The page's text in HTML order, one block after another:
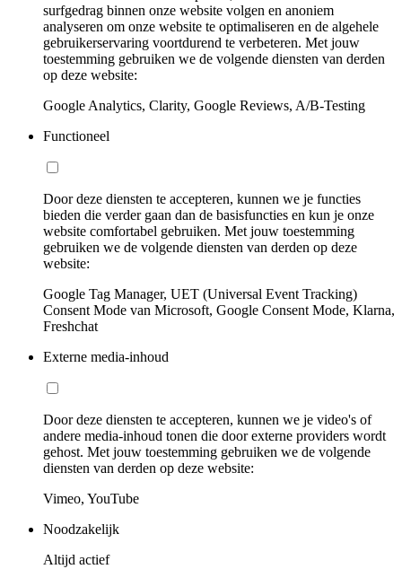
surfgedrag binnen onze website volgen en anoniem
analyseren om onze website te optimaliseren en de algehele
gebruikerservaring voortdurend te verbeteren. Met jouw
toestemming gebruiken we de volgende diensten van derden
op deze website:
Google Analytics, Clarity, Google Reviews, A/B-Testing
Functioneel
Door deze diensten te accepteren, kunnen we je functies
bieden die verder gaan dan de basisfuncties en kun je onze
website comfortabel gebruiken. Met jouw toestemming
gebruiken we de volgende diensten van derden op deze
website:
Google Tag Manager, UET (Universal Event Tracking)
Consent Mode van Microsoft, Google Consent Mode, Klarna,
Freshchat
Externe media-inhoud
Door deze diensten te accepteren, kunnen we je video's of
andere media-inhoud tonen die door externe providers wordt
gehost. Met jouw toestemming gebruiken we de volgende
diensten van derden op deze website:
Vimeo, YouTube
Noodzakelijk
Altijd actief